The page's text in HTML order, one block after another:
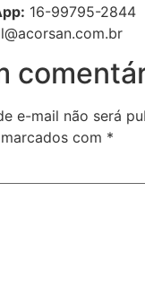
16-99795-2844
e-mail não será
com *